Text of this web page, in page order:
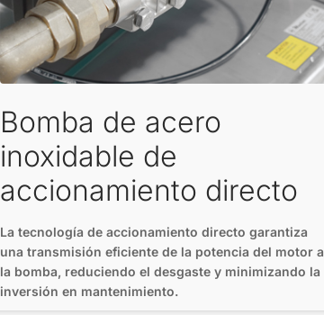
Bomba de acero
inoxidable de
accionamiento directo
La tecnología de accionamiento directo garantiza
una transmisión eficiente de la potencia del motor a
la bomba, reduciendo el desgaste y minimizando la
inversión en mantenimiento.